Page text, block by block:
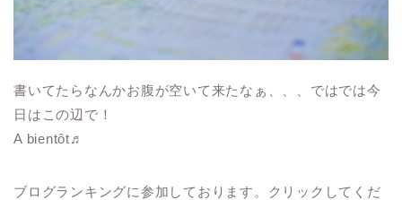
書いてたらなんかお腹が空いて来たなぁ、、、ではでは今
日はこの辺で！
A bientôt♬
ブログランキングに参加しております。クリックしてくだ